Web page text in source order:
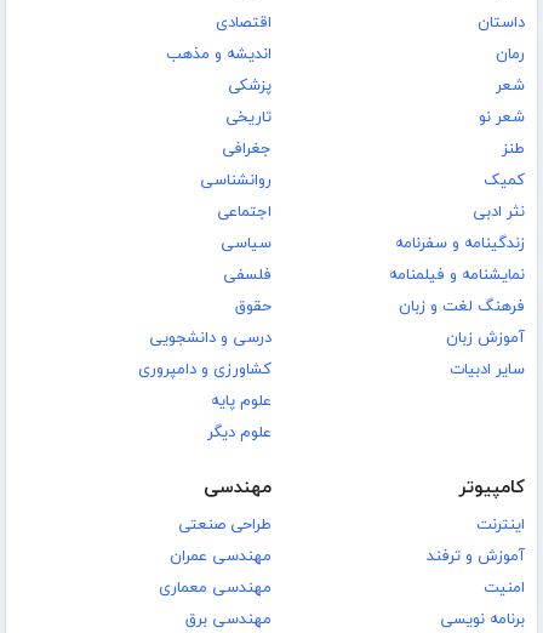
داستان
رمان
شعر
شعر نو
طنز
کمیک
نثر ادبی
زندگینامه و سفرنامه
نمایشنامه و فیلمنامه
فرهنگ لغت و زبان
آموزش زبان
سایر ادبیات
اقتصادی
اندیشه و مذهب
پزشکی
تاریخی
جغرافی
روانشناسی
اجتماعی
سیاسی
فلسفی
حقوق
درسی و دانشجویی
کشاورزی و دامپروری
علوم پایه
علوم دیگر
کامپیوتر
اینترنت
آموزش و ترفند
امنیت
برنامه نویسی
مهندسی
طراحی صنعتی
مهندسی عمران
مهندسی معماری
مهندسی برق